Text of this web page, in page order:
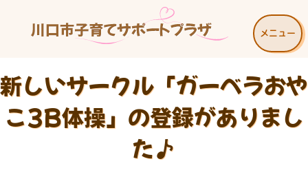
新しいサークル「ガーベラおや
こ3B体操」の登録がありまし
た♪
メニュー